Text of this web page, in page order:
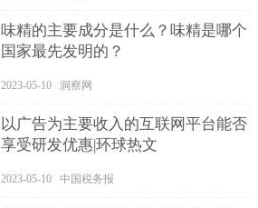
味精的主要成分是什么？味精是哪个
国家最先发明的？
2023-05-10 洞察网
以广告为主要收入的互联网平台能否
享受研发优惠|环球热文
2023-05-10 中国税务报